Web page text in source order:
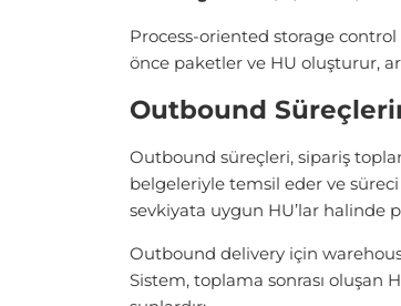
Process-oriented storage
önce paketler ve HU oluşturur,
Outbound
Outbound süreçleri, sipariş
belgeleriyle temsil eder ve
sevkiyata uygun HU’lar halinde
Outbound delivery için
Sistem, toplama sonrası oluşan